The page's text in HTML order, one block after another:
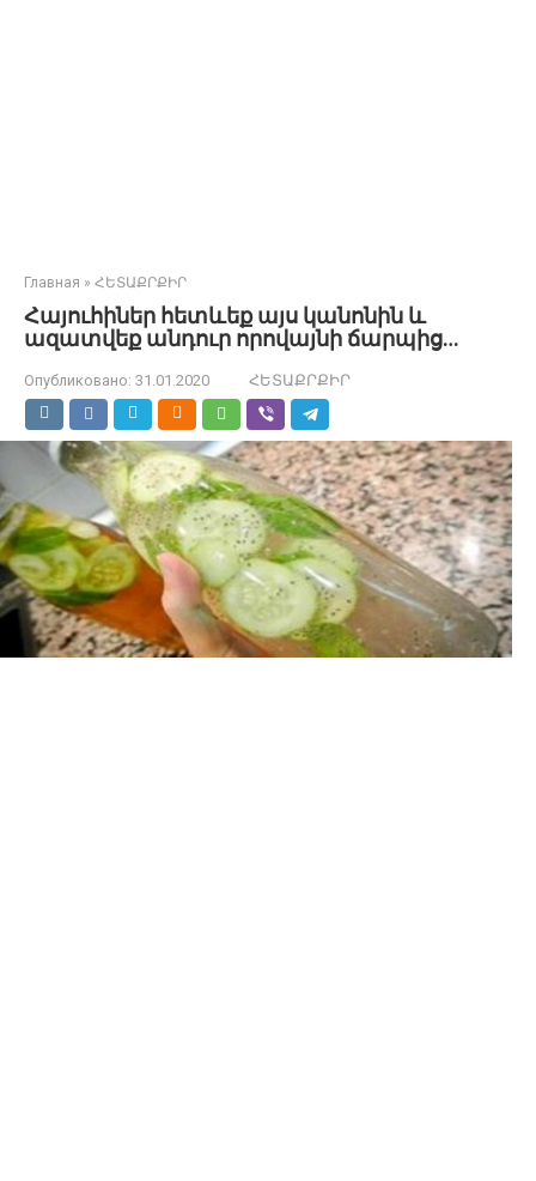
Главная » ՀԵՏԱՔՐՔԻՐ
Հայուհիներ հետևեք այս կանոնին և
ազատվեք անդուր որովայնի ճարպից…
Опубликовано: 31.01.2020 ՀԵՏԱՔՐՔԻՐ